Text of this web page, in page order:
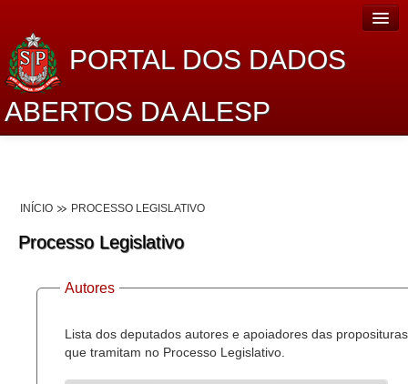
PORTAL DOS DADOS
ABERTOS DA ALESP
Lei de Acesso à Informação
Dados Governamentais Abertos
Planejamento
Catálogo de dados
INÍCIO PROCESSO LEGISLATIVO
Processo Legislativo
Autores
Lista dos deputados autores e apoiadores das proposituras
que tramitam no Processo Legislativo.